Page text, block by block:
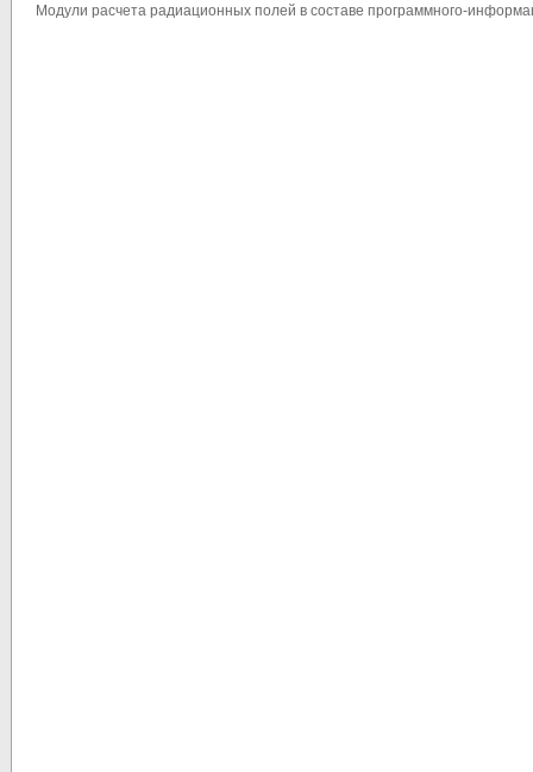
Модули расчета радиационных полей в составе программного-